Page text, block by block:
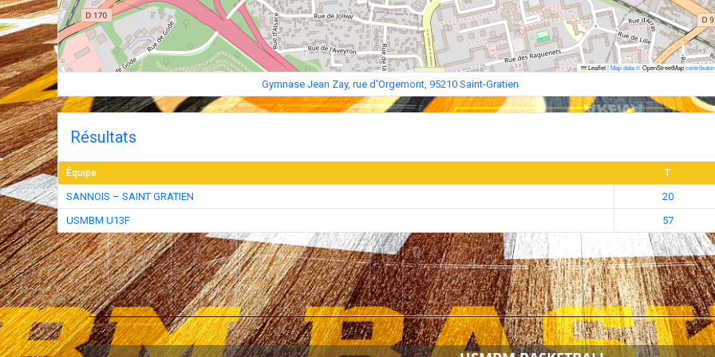
Leaflet|Map data ©OpenStreetMap
Gymnase Jean Zay, rue d'Orgemont, 95210 Saint-Gratien
Résultats
Équipe T
SANNOIS – SAINT GRATIEN
20
USMBM U13F
57